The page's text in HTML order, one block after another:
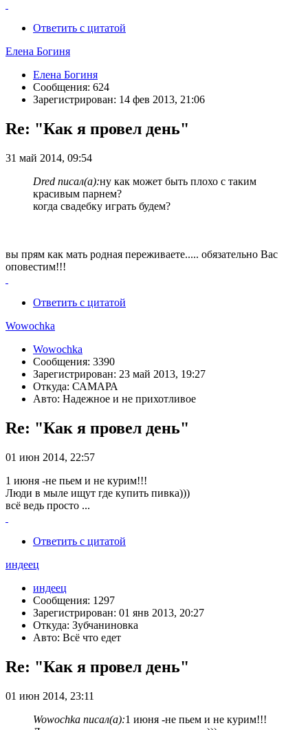
Ответить с цитатой
Елена Богиня
Елена Богиня
Сообщения: 624
Зарегистрирован: 14 фев 2013, 21:06
Re: "Как я провел день"
31 май 2014, 09:54
Dred писал(а):ну как может быть плохо с таким
красивым парнем?
когда свадебку играть будем?
вы прям как мать родная переживаете..... обязательно Вас
оповестим!!!
Ответить с цитатой
Wowochka
Wowochka
Сообщения: 3390
Зарегистрирован: 23 май 2013, 19:27
Откуда: САМАРА
Авто: Надежное и не прихотливое
Re: "Как я провел день"
01 июн 2014, 22:57
1 июня -не пьем и не курим!!!
Люди в мыле ищут где купить пивка)))
всё ведь просто ...
Ответить с цитатой
индеец
индеец
Сообщения: 1297
Зарегистрирован: 01 янв 2013, 20:27
Откуда: Зубчаниновка
Авто: Всё что едет
Re: "Как я провел день"
01 июн 2014, 23:11
Wowochka писал(а):1 июня -не пьем и не курим!!!